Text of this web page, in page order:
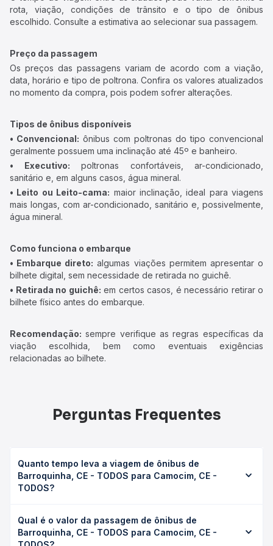
rota, viação, condições de trânsito e o tipo de ônibus
escolhido. Consulte a estimativa ao selecionar sua passagem.
Preço da passagem
Os preços das passagens variam de acordo com a viação,
data, horário e tipo de poltrona. Confira os valores atualizados
no momento da compra, pois podem sofrer alterações.
Tipos de ônibus disponíveis
• Convencional: ônibus com poltronas do tipo convencional
geralmente possuem uma inclinação até 45º e banheiro.
• Executivo: poltronas confortáveis, ar-condicionado,
sanitário e, em alguns casos, água mineral.
• Leito ou Leito-cama: maior inclinação, ideal para viagens
mais longas, com ar-condicionado, sanitário e, possivelmente,
água mineral.
Como funciona o embarque
• Embarque direto: algumas viações permitem apresentar o
bilhete digital, sem necessidade de retirada no guichê.
• Retirada no guichê: em certos casos, é necessário retirar o
bilhete físico antes do embarque.
Recomendação: sempre verifique as regras específicas da
viação escolhida, bem como eventuais exigências
relacionadas ao bilhete.
Perguntas Frequentes
Quanto tempo leva a viagem de ônibus de
Barroquinha, CE - TODOS para Camocim, CE -
TODOS?
Camocim, CE - TODOS leva em média 0 horas, podendo
variar conforme a viação, o tipo de serviço (convencional,
Qual é o valor da passagem de ônibus de
Barroquinha, CE - TODOS para Camocim, CE -